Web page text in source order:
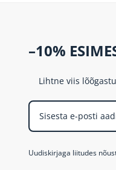
–10%
Lihtne viis
Uudiskirjaga liitudes